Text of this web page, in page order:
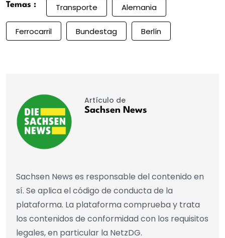
Temas : Transporte Alemania
Ferrocarril Bundestag Berlín
Artículo de
Sachsen News
Sachsen News es responsable del contenido en
sí. Se aplica el código de conducta de la
plataforma. La plataforma comprueba y trata
los contenidos de conformidad con los requisitos
legales, en particular la NetzDG.